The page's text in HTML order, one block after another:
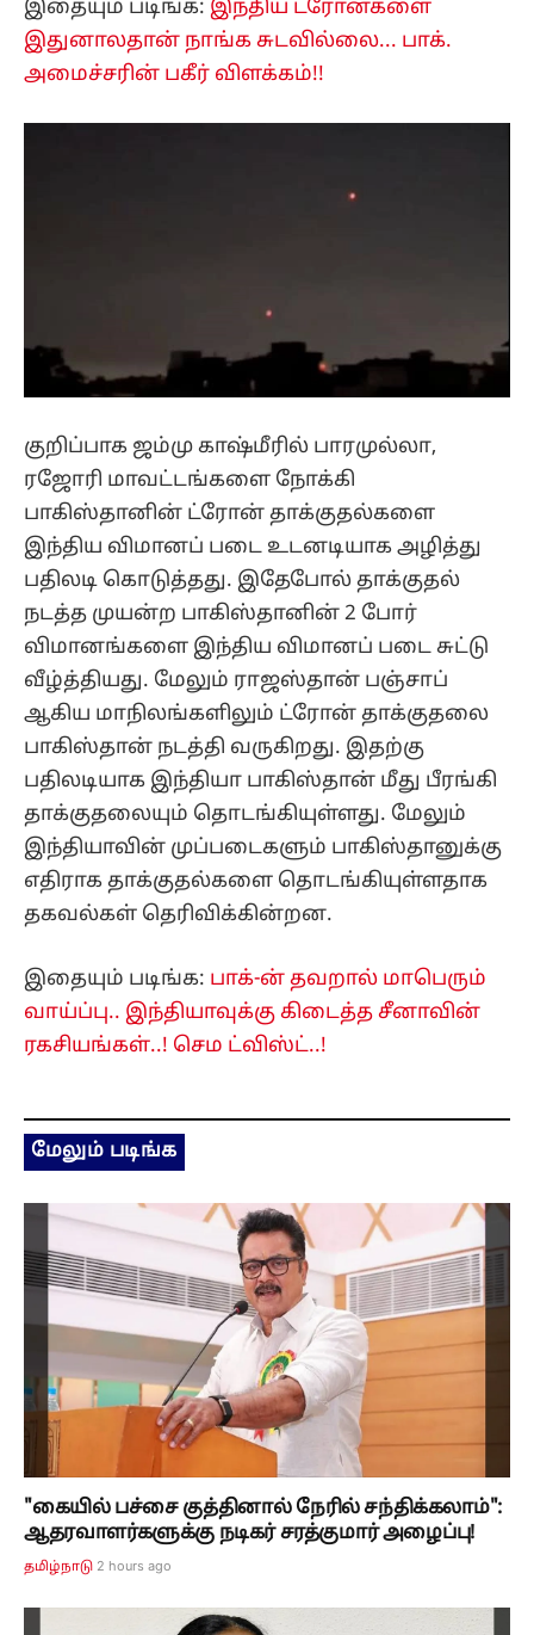
இதையும் படிங்க: இந்திய ட்ரோன்களை
இதுனாலதான் நாங்க சுடவில்லை... பாக்.
அமைச்சரின் பகீர் விளக்கம்!!
குறிப்பாக ஜம்மு காஷ்மீரில் பாரமுல்லா,
ரஜோரி மாவட்டங்களை நோக்கி
பாகிஸ்தானின் ட்ரோன் தாக்குதல்களை
இந்திய விமானப் படை உடனடியாக அழித்து
பதிலடி கொடுத்தது. இதேபோல் தாக்குதல்
நடத்த முயன்ற பாகிஸ்தானின் 2 போர்
விமானங்களை இந்திய விமானப் படை சுட்டு
வீழ்த்தியது. மேலும் ராஜஸ்தான் பஞ்சாப்
ஆகிய மாநிலங்களிலும் ட்ரோன் தாக்குதலை
பாகிஸ்தான் நடத்தி வருகிறது. இதற்கு
பதிலடியாக இந்தியா பாகிஸ்தான் மீது பீரங்கி
தாக்குதலையும் தொடங்கியுள்ளது. மேலும்
இந்தியாவின் முப்படைகளும் பாகிஸ்தானுக்கு
எதிராக தாக்குதல்களை தொடங்கியுள்ளதாக
தகவல்கள் தெரிவிக்கின்றன.
இதையும் படிங்க: பாக்-ன் தவறால் மாபெரும்
வாய்ப்பு.. இந்தியாவுக்கு கிடைத்த சீனாவின்
ரகசியங்கள்..! செம ட்விஸ்ட்..!
மேலும் படிங்க
"கையில் பச்சை குத்தினால் நேரில் சந்திக்கலாம்":
ஆதரவாளர்களுக்கு நடிகர் சரத்குமார் அழைப்பு!
தமிழ்நாடு 2 hours ago